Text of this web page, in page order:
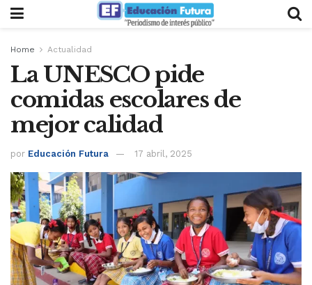
Home Actualidad
La UNESCO pide
comidas escolares de
mejor calidad
por Educación Futura 17 abril, 2025